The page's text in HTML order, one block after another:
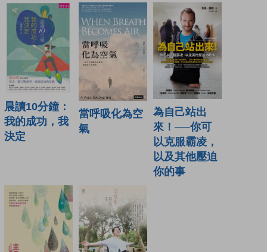
晨讀10分鐘：
我的成功，我
決定
當呼吸化為空
氣
為自己站出
來！──你可
以克服霸凌，
以及其他壓迫
你的事